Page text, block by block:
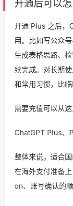
开通后可以
开通 Plus 之后，
用。比如写公众
生成表格思路、
续完成。对长期
和常用习惯，比
需要充值可以从这
ChatGPT Plus、
整体来说，适合
在海外支付准备
on、账号确认的